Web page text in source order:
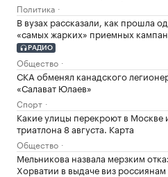
Политика
В вузах рассказали, как прошла
«самых жарких» приемных
РАДИО
Общество
СКА обменял канадского
«Салават Юлаев»
Спорт
Какие улицы перекроют в Москве
триатлона 8 августа. Карта
Общество
Мельникова назвала мерзким
Хорватии в выдаче виз россиянам